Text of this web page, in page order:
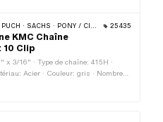
/ CILO (BÊTA 521 & 512) · ZÜNDAPP BELMONDO · TOMOS · BYE BIKE 25435
KMC Chaîne
Clip
x 3/16" · Type de chaîne: 415H ·
Acier · Couleur: gris · Nombre
de cadenas à chaîne: Fermeture